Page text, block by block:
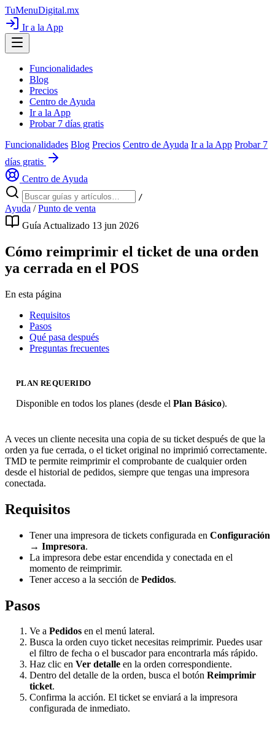
TuMenuDigital.mx
Ir a la App
Funcionalidades
Blog
Precios
Centro de Ayuda
Ir a la App
Probar 7 días gratis
Funcionalidades Blog Precios Centro de Ayuda Ir a la App Probar 7
días gratis
Centro de Ayuda
/
Ayuda / Punto de venta
Guía Actualizado 13 jun 2026
Cómo reimprimir el ticket de una orden
ya cerrada en el POS
En esta página
Requisitos
Pasos
Qué pasa después
Preguntas frecuentes
PLAN REQUERIDO
Disponible en todos los planes (desde el Plan Básico).
A veces un cliente necesita una copia de su ticket después de que la
orden ya fue cerrada, o el ticket original no imprimió correctamente.
TMD te permite reimprimir el comprobante de cualquier orden
desde el historial de pedidos, siempre que tengas una impresora
conectada.
Requisitos
Tener una impresora de tickets configurada en Configuración
→ Impresora.
La impresora debe estar encendida y conectada en el
momento de reimprimir.
Tener acceso a la sección de Pedidos.
Pasos
Ve a Pedidos en el menú lateral.
Busca la orden cuyo ticket necesitas reimprimir. Puedes usar
el filtro de fecha o el buscador para encontrarla más rápido.
Haz clic en Ver detalle en la orden correspondiente.
Dentro del detalle de la orden, busca el botón Reimprimir
ticket.
Confirma la acción. El ticket se enviará a la impresora
configurada de inmediato.